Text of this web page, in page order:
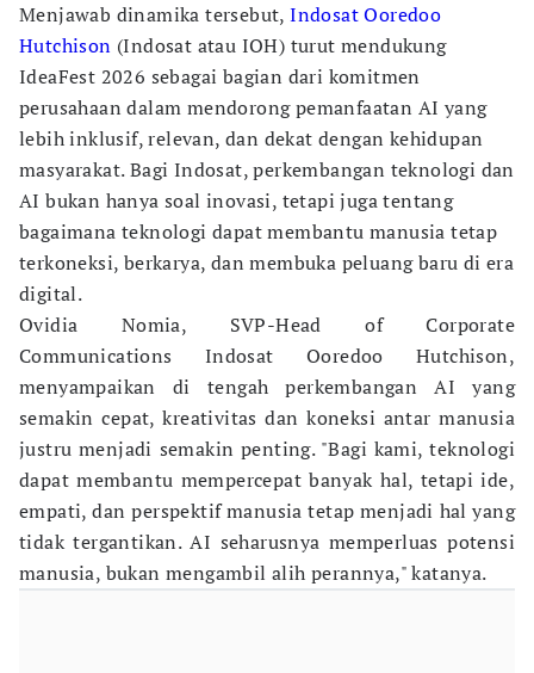
Menjawab dinamika tersebut,Indosat Ooredoo
Hutchison (Indosat atau IOH) turut mendukung
IdeaFest 2026 sebagai bagian dari komitmen
perusahaan dalam mendorong pemanfaatan AI yang
lebih inklusif, relevan, dan dekat dengan kehidupan
masyarakat. Bagi Indosat, perkembangan teknologi dan
AI bukan hanya soal inovasi, tetapi juga tentang
bagaimana teknologi dapat membantu manusia tetap
terkoneksi, berkarya, dan membuka peluang baru di era
digital.
Ovidia Nomia, SVP-Head of Corporate
Communications Indosat Ooredoo Hutchison,
menyampaikan di tengah perkembangan AI yang
semakin cepat, kreativitas dan koneksi antar manusia
justru menjadi semakin penting. "Bagi kami, teknologi
dapat membantu mempercepat banyak hal, tetapi ide,
empati, dan perspektif manusia tetap menjadi hal yang
tidak tergantikan. AI seharusnya memperluas potensi
manusia, bukan mengambil alih perannya," katanya.